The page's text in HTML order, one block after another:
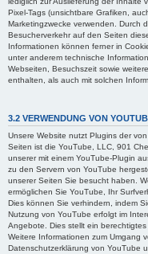
Pixel-Tags (unsichtbare Grafiken,
Marketingzwecke verwenden. Durch
Besucherverkehr auf den Seiten
Informationen können ferner in
unter anderem technische
Webseiten, Besuchszeit sowie
enthalten, als auch mit solchen
3.2 VERWENDUNG VON
Unsere Website nutzt Plugins der
Seiten ist die YouTube, LLC, 901
unserer mit einem YouTube-Plugin
zu den Servern von YouTube
unserer Seiten Sie besucht haben.
ermöglichen Sie YouTube, Ihr
Dies können Sie verhindern, indem
Nutzung von YouTube erfolgt im
Angebote. Dies stellt ein
Weitere Informationen zum Umgang
Datenschutzerklärung von YouTube